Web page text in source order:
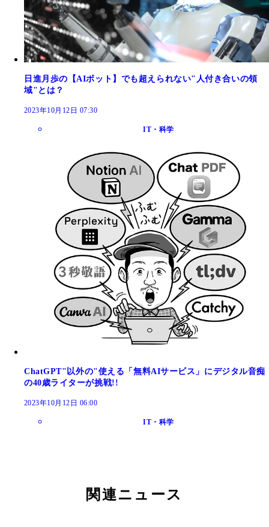
日進月歩の【AIボット】でも超えられない"人付き合いの領
域"とは？
2023年10月12日 07:30
IT・科学
ChatGPT"以外の"使える「無料AIサービス」にデジタル音痴
の40歳ライターが挑戦!!
2023年10月12日 06:00
IT・科学
関連ニュース